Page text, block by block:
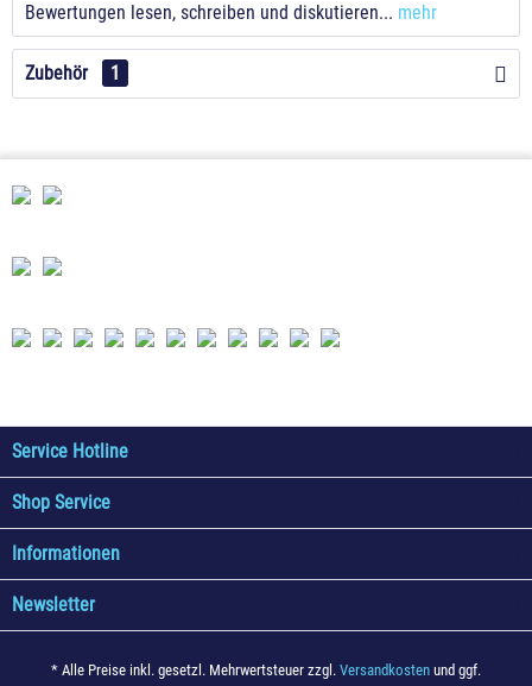
Bewertungen lesen, schreiben und diskutieren... mehr
Zubehör 1
Service Hotline
Shop Service
Informationen
Newsletter
* Alle Preise inkl. gesetzl. Mehrwertsteuer zzgl. Versandkosten und ggf.